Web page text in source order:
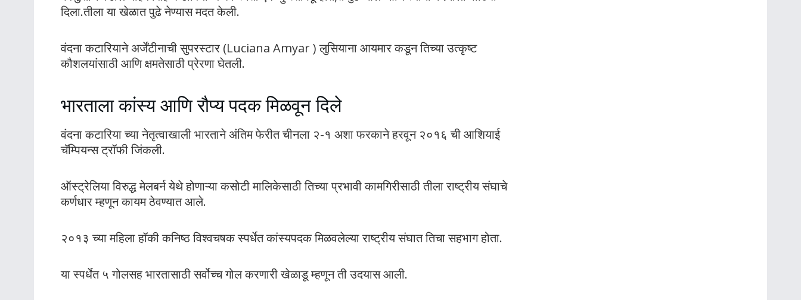
दिला.तीला या खेळात पुढे नेण्यास मदत केली.
वंदना कटारियाने अर्जेंटीनाची सुपरस्टार (Luciana Amyar ) लुसियाना आयमार कडून तिच्या उत्कृष्ट
कौशलयांसाठी आणि क्षमतेसाठी प्रेरणा घेतली.
भारताला कांस्य आणि रौप्य पदक मिळवून दिले
वंदना कटारिया च्या नेतृत्वाखाली भारताने अंतिम फेरीत चीनला २-१ अशा फरकाने हरवून २०१६ ची आशियाई
चॅम्पियन्स ट्रॉफी जिंकली.
ऑस्ट्रेलिया विरुद्ध मेलबर्न येथे होणाऱ्या कसोटी मालिकेसाठी तिच्या प्रभावी कामगिरीसाठी तीला राष्ट्रीय संघाचे
कर्णधार म्हणून कायम ठेवण्यात आले.
२०१३ च्या महिला हॉकी कनिष्ठ विश्वचषक स्पर्धेत कांस्यपदक मिळवलेल्या राष्ट्रीय संघात तिचा सहभाग होता.
या स्पर्धेत ५ गोलसह भारतासाठी सर्वोच्च गोल करणारी खेळाडू म्हणून ती उदयास आली.